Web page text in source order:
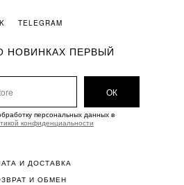
персональных данных в
конфиденциальности
ОК
НОВИНКАХ ПЕРВЫЙ
TELEGRAM
И ДОСТАВКА
И ОБМЕН